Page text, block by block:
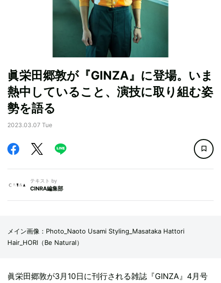
眞栄田郷敦が『GINZA』に登場。いま
熱中していること、演技に取り組む姿
勢を語る
2023.03.07 Tue
テキスト by
CINRA編集部
メイン画像：Photo_Naoto Usami Styling_Masataka Hattori
Hair_HORI（Be Natural）
眞栄田郷敦が3月10日に刊行される雑誌『GINZA』4月号